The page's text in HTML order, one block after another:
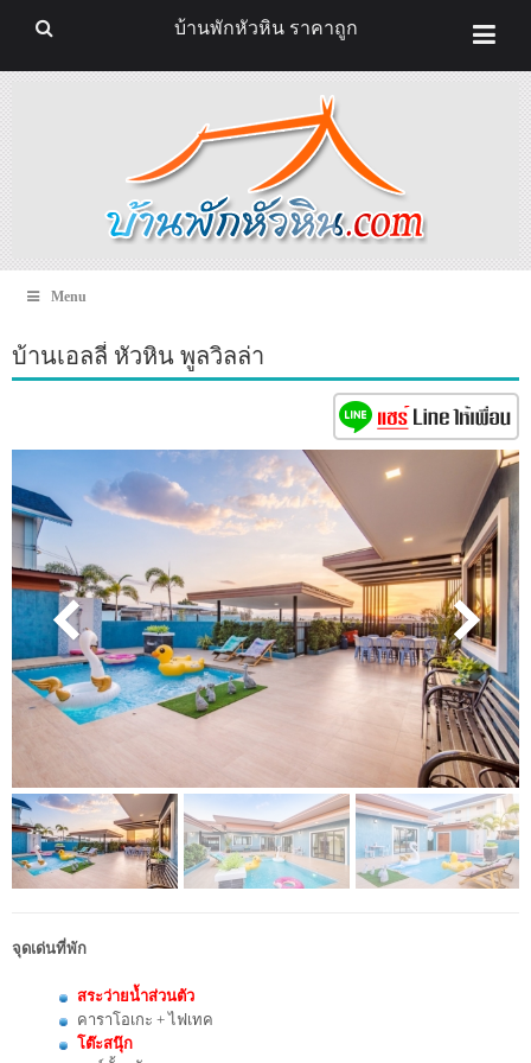
Menu
บ้านเอลลี่ หัวหิน พูลวิลล่า
จุดเด่นที่พัก
สระว่ายน้ำส่วนตัว
คาราโอเกะ + ไฟเทค
โต๊ะสนุ๊ก
บ้านพักหัวหิน ราคาถูก